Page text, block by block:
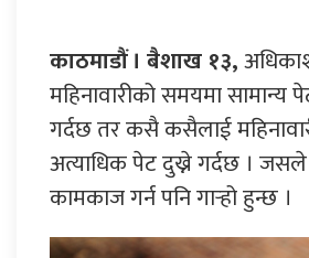
काठमाडौं । बैशाख १३,
महिनावारीको समयमा सामान्य
गर्दछ तर कसै कसैलाई
अत्याधिक पेट दुख्ने गर्दछ । जसले
कामकाज गर्न पनि गार्‍हो हुन्छ ।